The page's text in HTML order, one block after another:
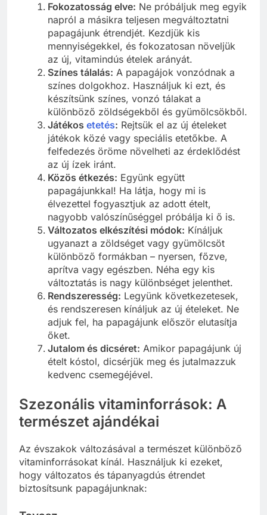
Fokozatosság elve: Ne próbáljuk meg egyik
napról a másikra teljesen megváltoztatni
papagájunk étrendjét. Kezdjük kis
mennyiségekkel, és fokozatosan növeljük
az új, vitamindús ételek arányát.
Színes tálalás: A papagájok vonzódnak a
színes dolgokhoz. Használjuk ki ezt, és
készítsünk színes, vonzó tálakat a
különböző zöldségekből és gyümölcsökből.
Játékos etetés: Rejtsük el az új ételeket
játékok közé vagy speciális etetőkbe. A
felfedezés öröme növelheti az érdeklődést
az új ízek iránt.
Közös étkezés: Együnk együtt
papagájunkkal! Ha látja, hogy mi is
élvezettel fogyasztjuk az adott ételt,
nagyobb valószínűséggel próbálja ki ő is.
Változatos elkészítési módok: Kínáljuk
ugyanazt a zöldséget vagy gyümölcsöt
különböző formákban – nyersen, főzve,
aprítva vagy egészben. Néha egy kis
változtatás is nagy különbséget jelenthet.
Rendszeresség: Legyünk következetesek,
és rendszeresen kínáljuk az új ételeket. Ne
adjuk fel, ha papagájunk először elutasítja
őket.
Jutalom és dicséret: Amikor papagájunk új
ételt kóstol, dicsérjük meg és jutalmazzuk
kedvenc csemegéjével.
Szezonális vitaminforrások: A
természet ajándékai
Az évszakok változásával a természet különböző
vitaminforrásokat kínál. Használjuk ki ezeket,
hogy változatos és tápanyagdús étrendet
biztosítsunk papagájunknak: